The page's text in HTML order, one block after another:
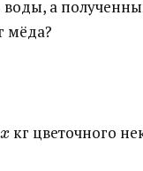
воды, а
мёда?
x кг цветочного